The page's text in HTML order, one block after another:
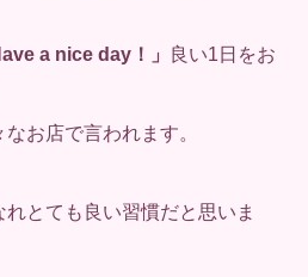
a nice day！」
良い1日をお
お店で言われます。
とても良い習慣だと思いま